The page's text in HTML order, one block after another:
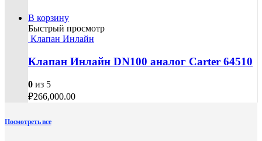
В корзину
Быстрый просмотр
Клапан Инлайн
Клапан Инлайн DN100 аналог Carter 64510
0 из 5
₽266,000.00
Посмотреть все